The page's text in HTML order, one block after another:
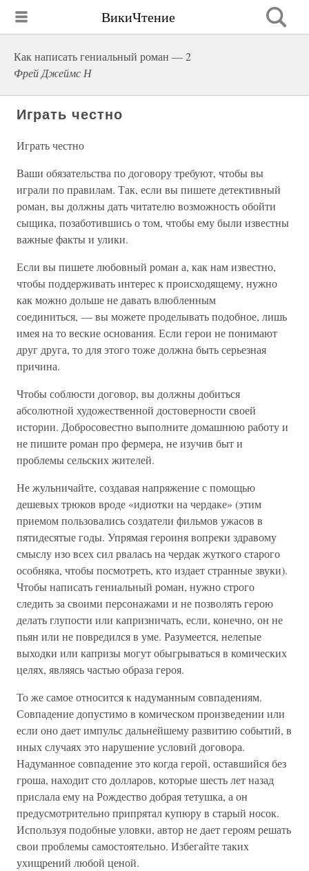
ВикиЧтение
Как написать гениальный роман — 2
Фрей Джеймс Н
Играть честно
Играть честно
Ваши обязательства по договору требуют, чтобы вы
играли по правилам. Так, если вы пишете детективный
роман, вы должны дать читателю возможность обойти
сыщика, позаботившись о том, чтобы ему были известны
важные факты и улики.
Если вы пишете любовный роман а, как нам известно,
чтобы поддерживать интерес к происходящему, нужно
как можно дольше не давать влюбленным
соединиться, — вы можете проделывать подобное, лишь
имея на то веские основания. Если герои не понимают
друг друга, то для этого тоже должна быть серьезная
причина.
Чтобы соблюсти договор, вы должны добиться
абсолютной художественной достоверности своей
истории. Добросовестно выполните домашнюю работу и
не пишите роман про фермера, не изучив быт и
проблемы сельских жителей.
Не жульничайте, создавая напряжение с помощью
дешевых трюков вроде «идиотки на чердаке» (этим
приемом пользовались создатели фильмов ужасов в
пятидесятые годы. Упрямая героиня вопреки здравому
смыслу изо всех сил рвалась на чердак жуткого старого
особняка, чтобы посмотреть, кто издает странные звуки).
Чтобы написать гениальный роман, нужно строго
следить за своими персонажами и не позволять герою
делать глупости или капризничать, если, конечно, он не
пьян или не повредился в уме. Разумеется, нелепые
выходки или капризы могут обыгрываться в комических
целях, являясь частью образа героя.
То же самое относится к надуманным совпадениям.
Совпадение допустимо в комическом произведении или
если оно дает импульс дальнейшему развитию событий, в
иных случаях это нарушение условий договора.
Надуманное совпадение это когда герой, оставшийся без
гроша, находит сто долларов, которые шесть лет назад
прислала ему на Рождество добрая тетушка, а он
предусмотрительно припрятал купюру в старый носок.
Используя подобные уловки, автор не дает героям решать
свои проблемы самостоятельно. Избегайте таких
ухищрений любой ценой.